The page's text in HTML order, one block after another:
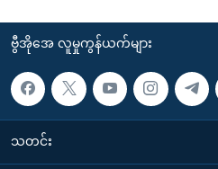
ဗွီအိုအေ လူမှုကွန်ယက်များ
သတင်း